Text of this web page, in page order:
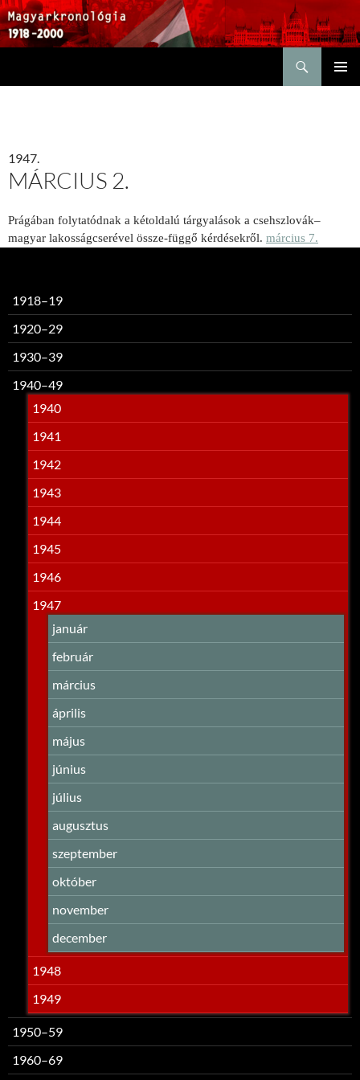
1947.
MÁRCIUS 2.
Prágában folytatódnak a kétoldalú tárgyalások a csehszlovák–
magyar lakosságcserével össze-függő kérdésekről. március 7.
1918–19
1920–29
1930–39
1940–49
1940
1941
1942
1943
1944
1945
1946
1947
január
február
március
április
május
június
július
augusztus
szeptember
október
november
december
1948
1949
1950–59
1960–69